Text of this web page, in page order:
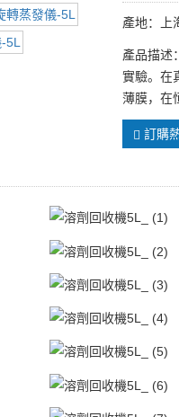
產地：上
產品描述
實驗。在
薄膜，在
訂購